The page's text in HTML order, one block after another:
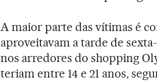
A maior parte das vítimas é
aproveitavam a tarde de
nos arredores do shopping
teriam entre 14 e 21 anos,